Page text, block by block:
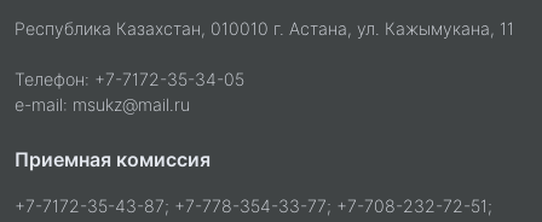
Республика Казахстан, 010010 г. Астана, ул. Кажымукана, 11
Телефон: +7-7172-35-34-05
e-mail: msukz@mail.ru
Приемная комиссия
+7-7172-35-43-87; +7-778-354-33-77; +7-708-232-72-51;